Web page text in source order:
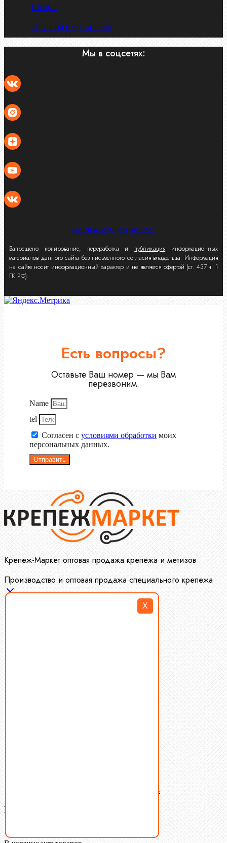
X
Штифты
Латунный и бр. крепеж
Мы в соцсетях:
Политика конфиденциальности
Запрещено копирование, переработка и публикация информационных
материалов данного сайта без письменного согласия владельца. Информация
на сайте носит информационный характер и не является офертой (ст. 437 ч. 1
ГК РФ).
Есть вопросы?
Оставьте Ваш номер — мы Вам
перезвоним.
Name
tel
Согласен с условиями обработки моих
персональных данных.
Отправить
Крепеж-Маркет оптовая продажа крепежа и метизов
Производство и оптовая продажа специального крепежа
Латунный и бронзовый крепеж
Ваша корзина